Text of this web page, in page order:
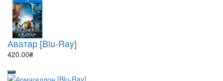
Аватар [Blu-Ray]
420.00₴